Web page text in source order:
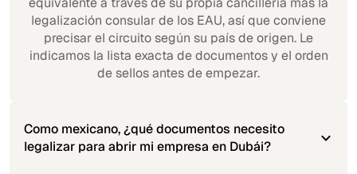
legalización consular de los EAU, así que conviene
precisar el circuito según su país de origen. Le
indicamos la lista exacta de documentos y el orden
de sellos antes de empezar.
Como mexicano, ¿qué documentos necesito
legalizar para abrir mi empresa en Dubái?